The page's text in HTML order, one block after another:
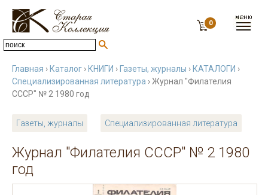
0
Главная › Каталог › КНИГИ › Газеты, журналы › КАТАЛОГИ ›
Специализированная литература › Журнал "Филателия
СССР" № 2 1980 год
Газеты, журналы Специализированная литература
Журнал "Филателия СССР" № 2 1980
год